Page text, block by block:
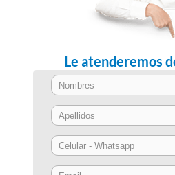
Le atenderemos